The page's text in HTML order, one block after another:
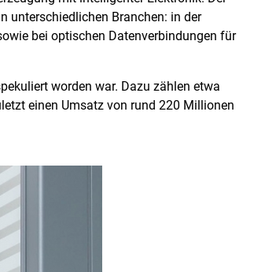
unterschiedlichen Branchen: in der
bei optischen Datenverbindungen für
worden war. Dazu zählen etwa
einen Umsatz von rund 220 Millionen